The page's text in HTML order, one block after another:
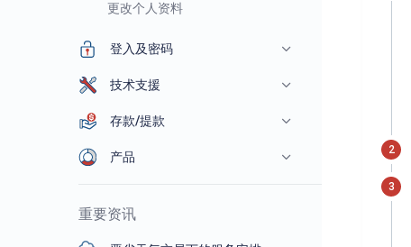
更改个人资料
登入及密码
技术支援
存款/提款
产品
重要资讯